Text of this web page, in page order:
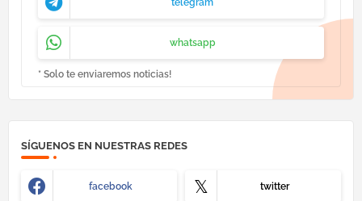
telegram
whatsapp
* Solo te enviaremos noticias!
SÍGUENOS EN NUESTRAS REDES
facebook twitter